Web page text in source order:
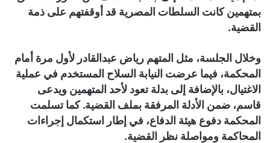
بمتهمين كانت السلطات المصرية قد أوقفتهم على ذمة
القضية.
وخلال الجلسة، مثل المتهم رياض عبدالقادر لأول مرة أمام
المحكمة، فيما عرضت النيابة السلاح المستخدم في عملية
الاغتيال، بالإضافة إلى بدلة تعود لأحد المتهمين ويدعى
قاسم، ضمن الأدلة المرفقة بملف القضية. كما تسلمت
المحكمة دفوع هيئة الدفاع، في إطار استكمال إجراءات
المحاكمة ومواصلة نظر القضية.